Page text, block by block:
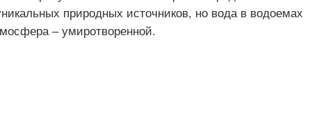
природных источников, но вода в водоемах
– умиротворенной.